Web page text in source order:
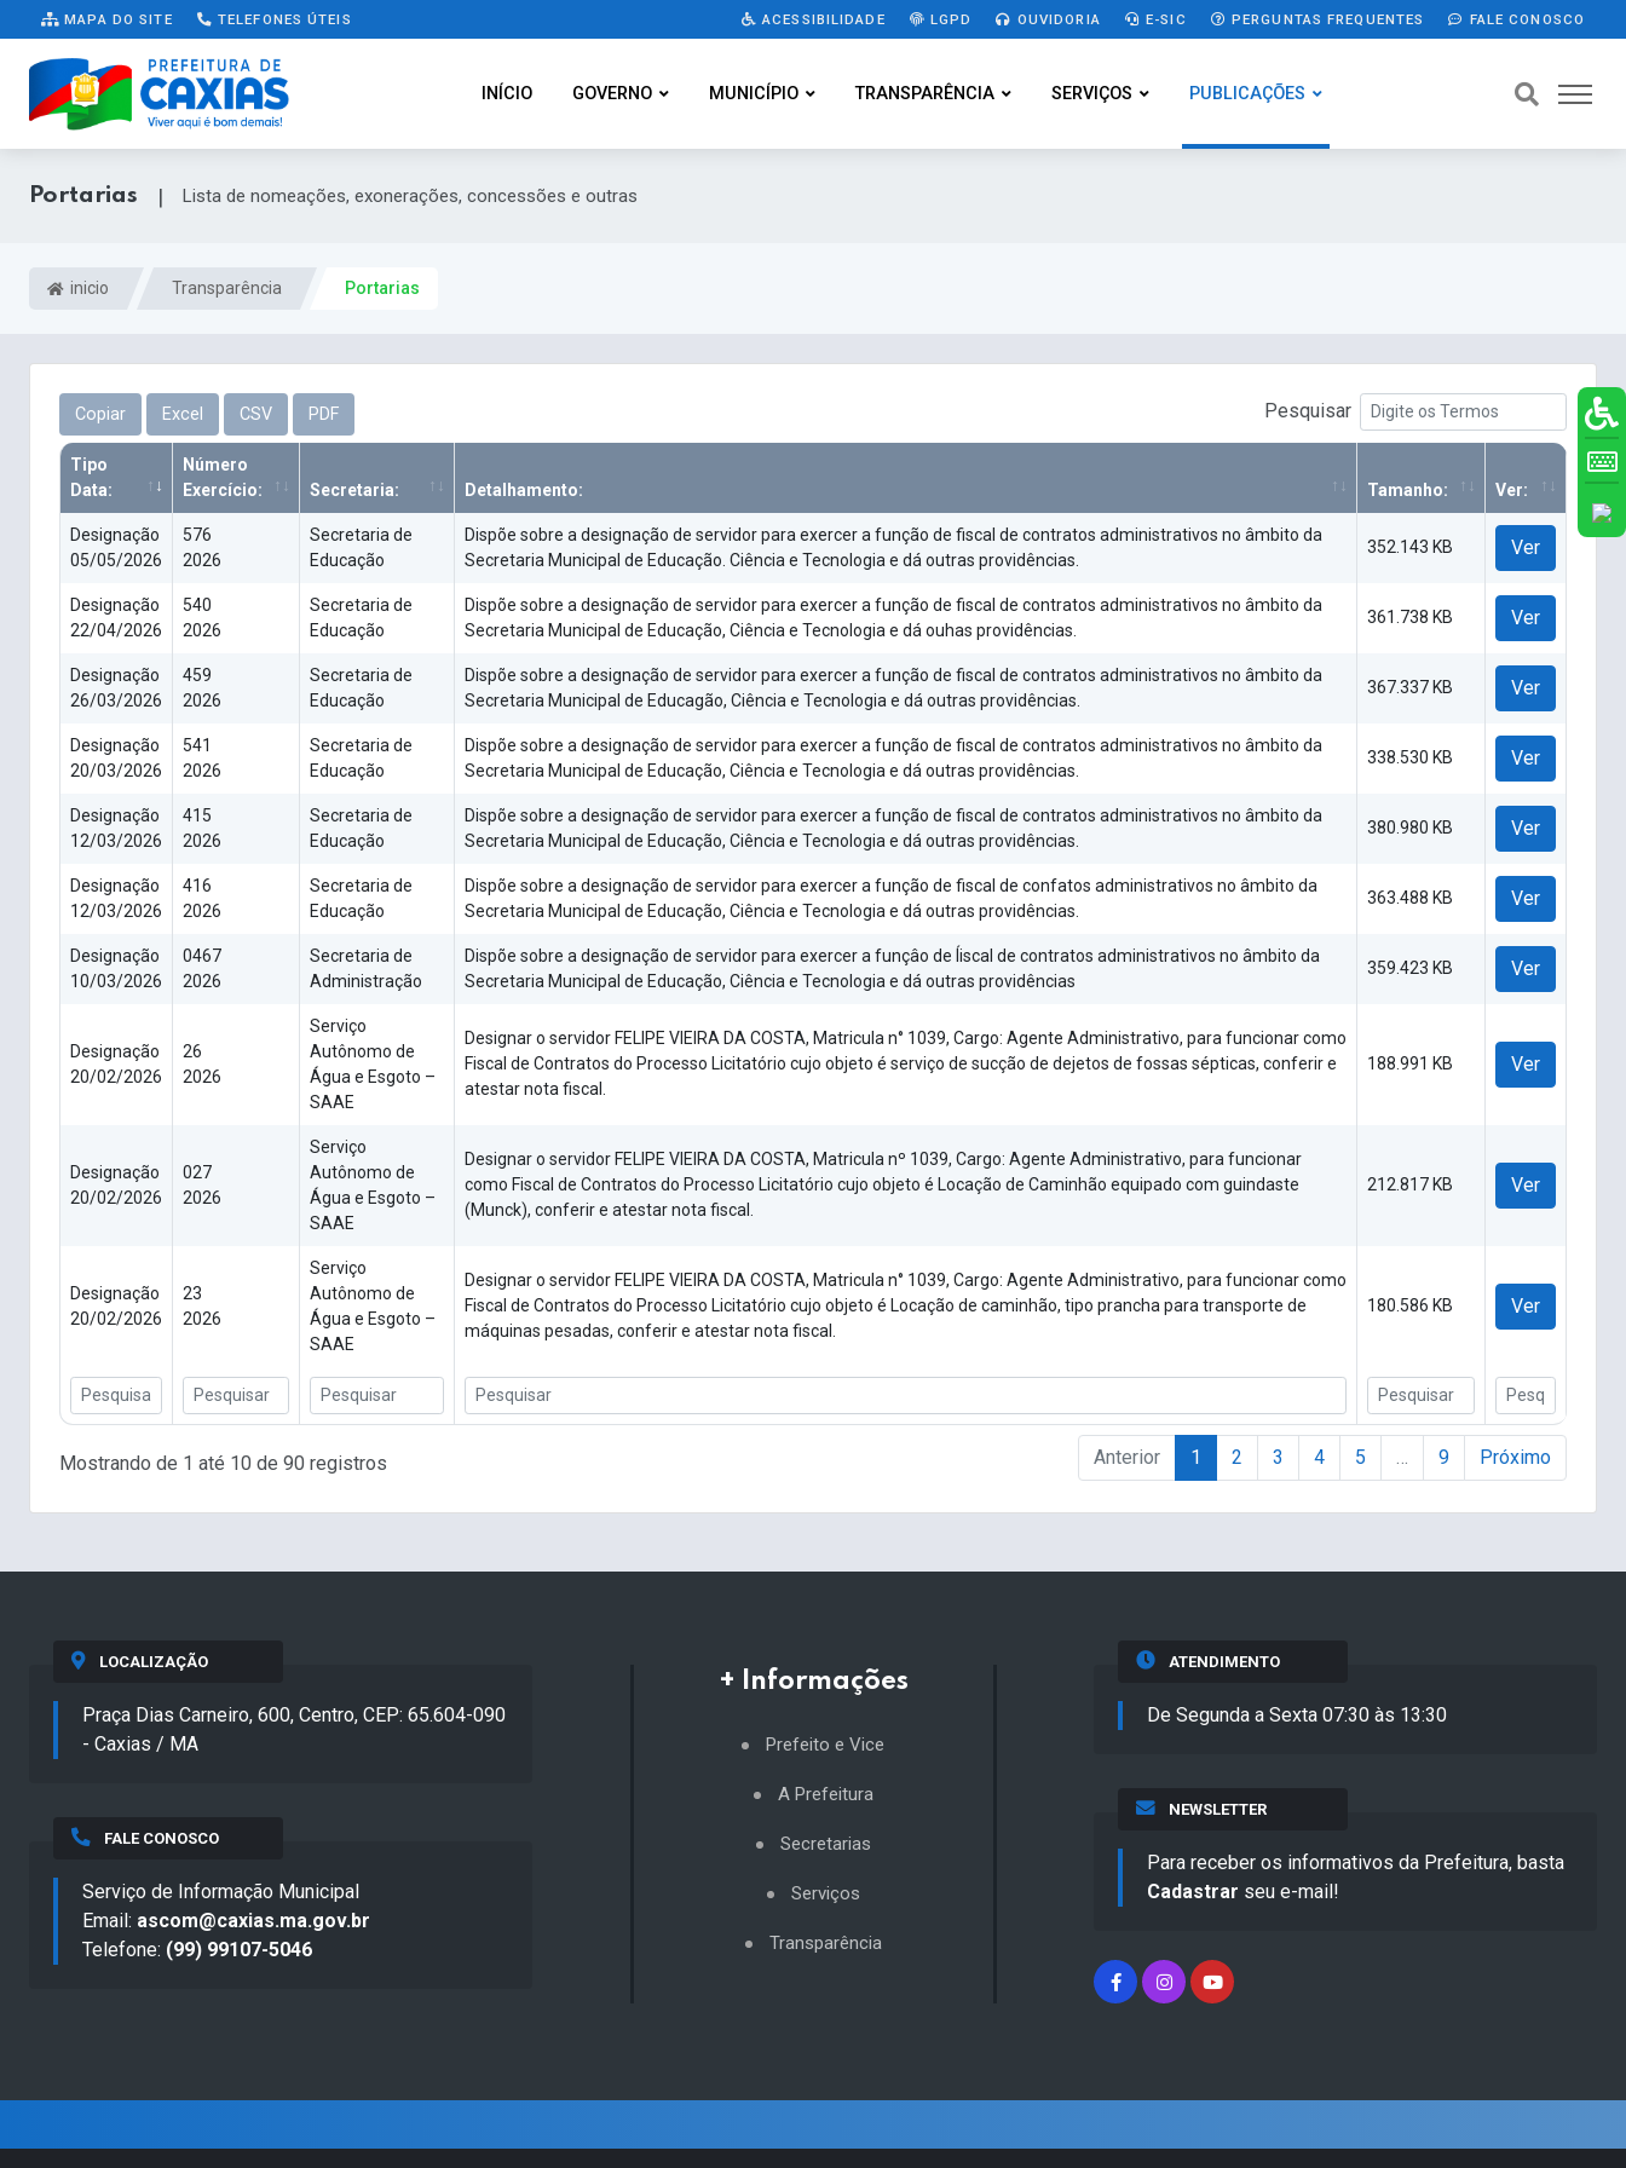
MAPA DO SITE TELEFONES ÚTEIS ACESSIBILIDADE LGPD OUVIDORIA E-SIC PERGUNTAS FREQUENTES FALE CONOSCO
INÍCIO GOVERNO MUNICÍPIO TRANSPARÊNCIA SERVIÇOS PUBLICAÇÕES
Portarias | Lista de nomeações, exonerações, concessões e outras
inicio Transparência Portarias
Copiar Excel CSV PDF Pesquisar
Tipo
Data:
Número
Exercício:
Secretaria: Detalhamento: Tamanho: Ver:
Designação
05/05/2026
576
2026
Secretaria de
Educação
Dispõe sobre a designação de servidor para exercer a função de fiscal de contratos administrativos no âmbito da
Secretaria Municipal de Educação. Ciência e Tecnologia e dá outras providências.
352.143 KB Ver
Designação
22/04/2026
540
2026
Secretaria de
Educação
Dispõe sobre a designação de servidor para exercer a função de fiscal de contratos administrativos no âmbito da
Secretaria Municipal de Educação, Ciência e Tecnologia e dá ouhas providências.
361.738 KB Ver
Designação
26/03/2026
459
2026
Secretaria de
Educação
Dispõe sobre a designação de servidor para exercer a função de fiscal de contratos administrativos no âmbito da
Secretaria Municipal de Educagão, Ciência e Tecnologia e dá outras providências.
367.337 KB Ver
Designação
20/03/2026
541
2026
Secretaria de
Educação
Dispõe sobre a designação de servidor para exercer a função de fiscal de contratos administrativos no âmbito da
Secretaria Municipal de Educação, Ciência e Tecnologia e dá outras providências.
338.530 KB Ver
Designação
12/03/2026
415
2026
Secretaria de
Educação
Dispõe sobre a designação de servidor para exercer a função de fiscal de contratos administrativos no âmbito da
Secretaria Municipal de Educação, Ciência e Tecnologia e dá outras providências.
380.980 KB Ver
Designação
12/03/2026
416
2026
Secretaria de
Educação
Dispõe sobre a designação de servidor para exercer a função de fiscal de confatos administrativos no âmbito da
Secretaria Municipal de Educação, Ciência e Tecnologia e dá outras providências.
363.488 KB Ver
Designação
10/03/2026
0467
2026
Secretaria de
Administração
Dispõe sobre a designação de servidor para exercer a funçâo de Íiscal de contratos administrativos no âmbito da
Secretaria Municipal de Educação, Ciência e Tecnologia e dá outras providências
359.423 KB Ver
Designação
20/02/2026
26
2026
Serviço
Autônomo de
Água e Esgoto –
SAAE
Designar o servidor FELIPE VIEIRA DA COSTA, Matricula n° 1039, Cargo: Agente Administrativo, para funcionar como
Fiscal de Contratos do Processo Licitatório cujo objeto é serviço de sucção de dejetos de fossas sépticas, conferir e
atestar nota fiscal.
188.991 KB Ver
Designação
20/02/2026
027
2026
Serviço
Autônomo de
Água e Esgoto –
SAAE
Designar o servidor FELIPE VIEIRA DA COSTA, Matricula nº 1039, Cargo: Agente Administrativo, para funcionar
como Fiscal de Contratos do Processo Licitatório cujo objeto é Locação de Caminhão equipado com guindaste
(Munck), conferir e atestar nota fiscal.
212.817 KB Ver
Designação
20/02/2026
23
2026
Serviço
Autônomo de
Água e Esgoto –
SAAE
Designar o servidor FELIPE VIEIRA DA COSTA, Matricula n° 1039, Cargo: Agente Administrativo, para funcionar como
Fiscal de Contratos do Processo Licitatório cujo objeto é Locação de caminhão, tipo prancha para transporte de
máquinas pesadas, conferir e atestar nota fiscal.
180.586 KB Ver
Mostrando de 1 até 10 de 90 registros Anterior 1 2 3 4 5 … 9 Próximo
LOCALIZAÇÃO
Praça Dias Carneiro, 600, Centro, CEP: 65.604-090
- Caxias / MA
FALE CONOSCO
Serviço de Informação Municipal
Email: ascom@caxias.ma.gov.br
Telefone: (99) 99107-5046
+ Informações
Prefeito e Vice
A Prefeitura
Secretarias
Serviços
Transparência
ATENDIMENTO
De Segunda a Sexta 07:30 às 13:30
NEWSLETTER
Para receber os informativos da Prefeitura, basta
Cadastrar seu e-mail!